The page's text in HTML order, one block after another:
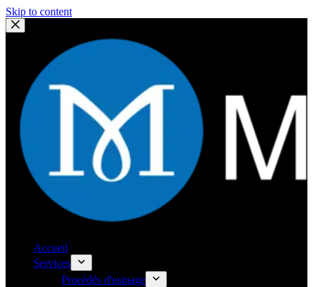
Skip to content
Accueil
Services
Procédés d'usinage